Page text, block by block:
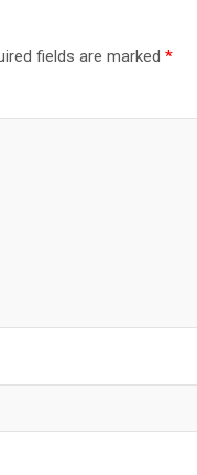
fields are marked *